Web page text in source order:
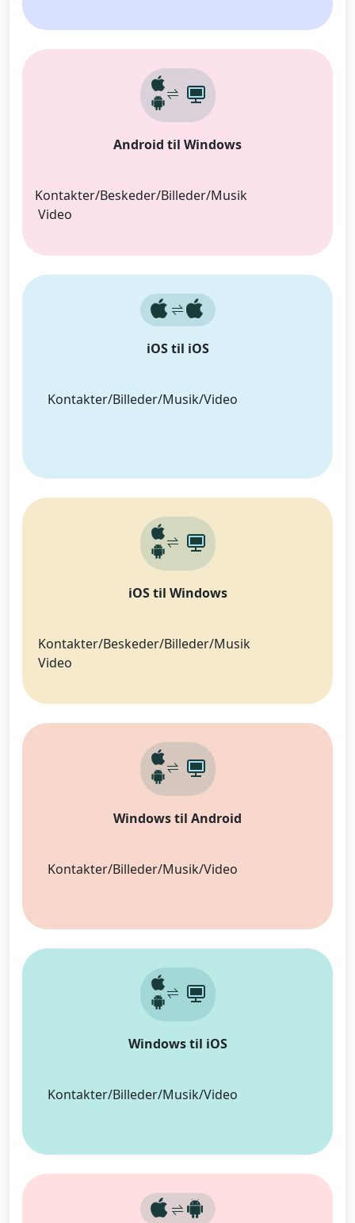
Android til Windows
Kontakter/Beskeder/Billeder/Musik
Video
iOS til iOS
Kontakter/Billeder/Musik/Video
iOS til Windows
Kontakter/Beskeder/Billeder/Musik
Video
Windows til Android
Kontakter/Billeder/Musik/Video
Windows til iOS
Kontakter/Billeder/Musik/Video